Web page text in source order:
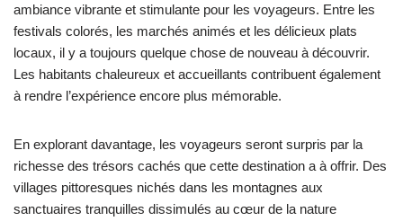
ambiance vibrante et stimulante pour les voyageurs. Entre les
festivals colorés, les marchés animés et les délicieux plats
locaux, il y a toujours quelque chose de nouveau à découvrir.
Les habitants chaleureux et accueillants contribuent également
à rendre l’expérience encore plus mémorable.
En explorant davantage, les voyageurs seront surpris par la
richesse des trésors cachés que cette destination a à offrir. Des
villages pittoresques nichés dans les montagnes aux
sanctuaires tranquilles dissimulés au cœur de la nature